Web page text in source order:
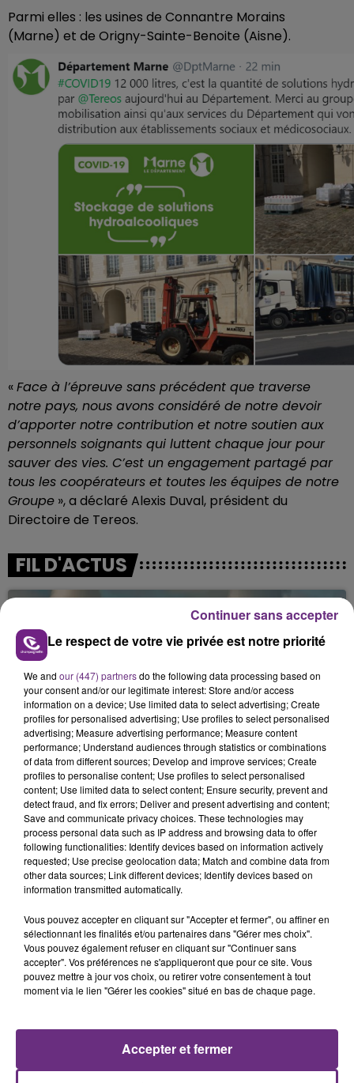
Parmi elles : les usines de Connantre Morains
(Marne) et de Origny-Sainte-Benoite (Aisne).
«Face à l’épreuve sans précédent que traverse
notre pays, nous avons considéré de notre devoir
d’apporter notre contribution et notre soutien aux
personnels soignants qui luttent chaque jour pour
sauver des vies. C’est un engagement partagé par
tous les coopérateurs et toutes les équipes de notre
Groupe », a déclaré Alexis Duval, président du
Directoire de Tereos.
FIL D'ACTUS
LA CENTRALE NUCLÉAIRE DE CHOOZ
TOUJOURS À L'ARRÊT
Cela fait déjà une semaine que la centrale
nucléaire ardennaise est à l'arrêt. Une situation
justifiée par la sécheresse intense qui est toujours
présente.
LE MAGASIN JOUÉCLUB DE REIMS FERME
SES PORTES
C'était l'une des institutions du centre-ville
rémois. Le magasin JouéClub est contraint de
17h54
17h54 17h48
17h48
Le respect de votre vie privée est notre priorité
We and our (447) partnersdo the following data processing based on
your consent and/or our legitimate interest: Store and/or access
information on a device; Use limited data to select advertising; Create
profiles for personalised advertising; Use profiles to select personalised
advertising; Measure advertising performance; Measure content
performance; Understand audiences through statistics or combinations
of data from different sources; Develop and improve services; Create
profiles to personalise content; Use profiles to select personalised
content; Use limited data to select content; Ensure security, prevent and
detect fraud, and fix errors; Deliver and present advertising and content;
Save and communicate privacy choices. These technologies may
process personal data such as IP address and browsing data to offer
following functionalities: Identify devices based on information actively
requested; Use precise geolocation data; Match and combine data from
other data sources; Link different devices; Identify devices based on
information transmitted automatically.
Vous pouvez accepter en cliquant sur "Accepter et fermer", ou affiner en
sélectionnant les finalités et/ou partenaires dans "Gérer mes choix".
Vous pouvez également refuser en cliquant sur "Continuer sans
accepter". Vos préférences ne s'appliqueront que pour ce site. Vous
pouvez mettre à jour vos choix, ou retirer votre consentement à tout
moment via le lien "Gérer les cookies" situé en bas de chaque page.
Accepter et fermer
Continuer sans accepter